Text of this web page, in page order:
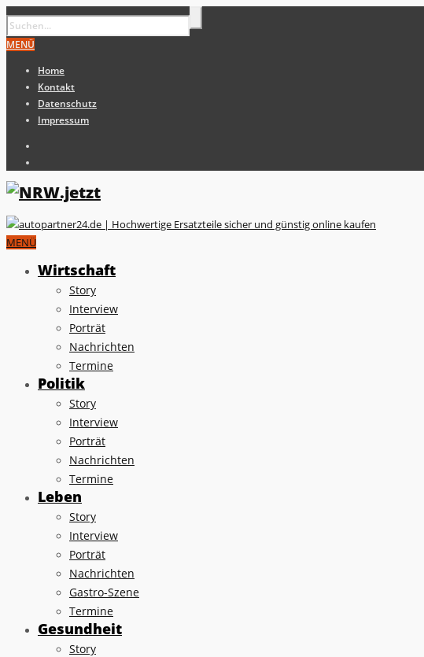
MENÜ
Home
Kontakt
Datenschutz
Impressum
MENÜ
Wirtschaft
Story
Interview
Porträt
Nachrichten
Termine
Politik
Story
Interview
Porträt
Nachrichten
Termine
Leben
Story
Interview
Porträt
Nachrichten
Gastro-Szene
Termine
Gesundheit
Story